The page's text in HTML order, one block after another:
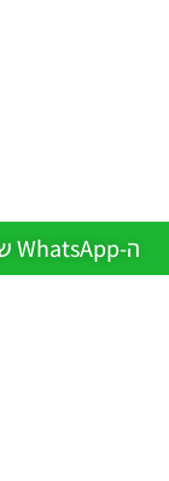
ה-WhatsApp שלנו